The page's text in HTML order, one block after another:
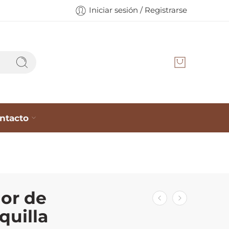
Iniciar sesión / Registrarse
de